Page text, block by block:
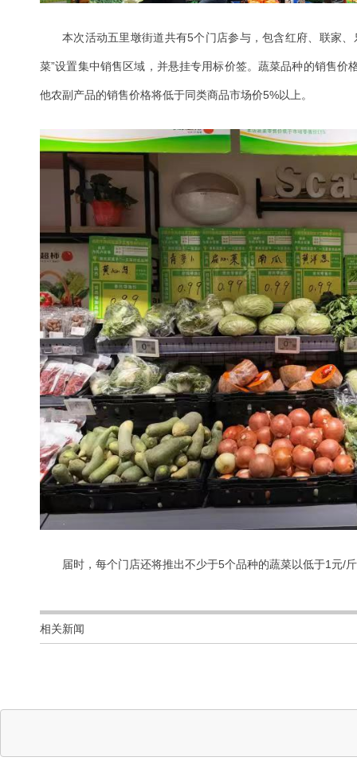
本次活动五里墩街道共有5个门店参与，包含红府、联家
菜”设置集中销售区域，并悬挂专用标价签。蔬菜品种的销售价
他农副产品的销售价格将低于同类商品市场价5%以上。
届时，每个门店还将推出不少于5个品种的蔬菜以低于1元/
相关新闻